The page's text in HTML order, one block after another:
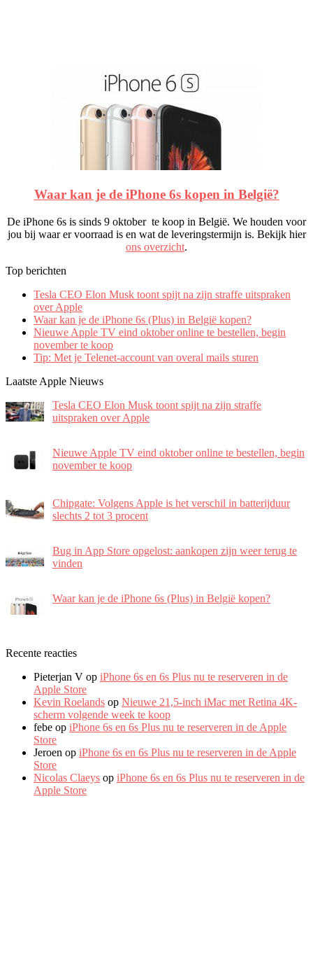
Waar kan je de iPhone 6s kopen in België?
De iPhone 6s is sinds 9 oktober te koop in België. We houden voor
jou bij waar er voorraad is en wat de leveringstermijn is. Bekijk hier
ons overzicht.
Top berichten
Tesla CEO Elon Musk toont spijt na zijn straffe uitspraken
over Apple
Waar kan je de iPhone 6s (Plus) in België kopen?
Nieuwe Apple TV eind oktober online te bestellen, begin
november te koop
Tip: Met je Telenet-account van overal mails sturen
Laatste Apple Nieuws
Tesla CEO Elon Musk toont spijt na zijn straffe
uitspraken over Apple
Nieuwe Apple TV eind oktober online te bestellen, begin
november te koop
Chipgate: Volgens Apple is het verschil in batterijduur
slechts 2 tot 3 procent
Bug in App Store opgelost: aankopen zijn weer terug te
vinden
Waar kan je de iPhone 6s (Plus) in België kopen?
Recente reacties
Pieterjan V op iPhone 6s en 6s Plus nu te reserveren in de
Apple Store
Kevin Roelands op Nieuwe 21,5-inch iMac met Retina 4K-
scherm volgende week te koop
febe op iPhone 6s en 6s Plus nu te reserveren in de Apple
Store
Jeroen op iPhone 6s en 6s Plus nu te reserveren in de Apple
Store
Nicolas Claeys op iPhone 6s en 6s Plus nu te reserveren in de
Apple Store